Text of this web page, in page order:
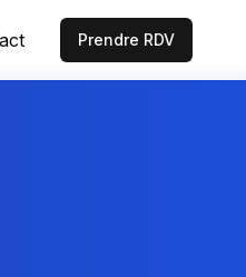
Prendre RDV